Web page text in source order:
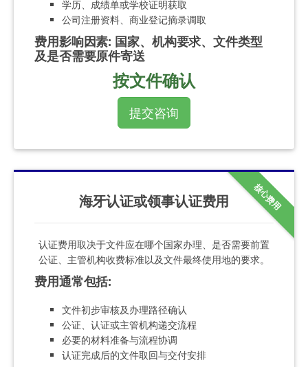
学历、成绩单或学校证明获取
公司注册资料、商业登记摘录调取
费用影响因素: 国家、机构要求、文件类型
及是否需要原件寄送
按文件确认
提交咨询
核心费用
海牙认证或领事认证费用
认证费用取决于文件应在哪个国家办理、是否需要前置
公证、主管机构收费标准以及文件最终使用地的要求。
费用通常包括:
文件初步审核及办理路径确认
公证、认证或主管机构递交流程
必要的材料准备与流程协调
认证完成后的文件取回与交付安排